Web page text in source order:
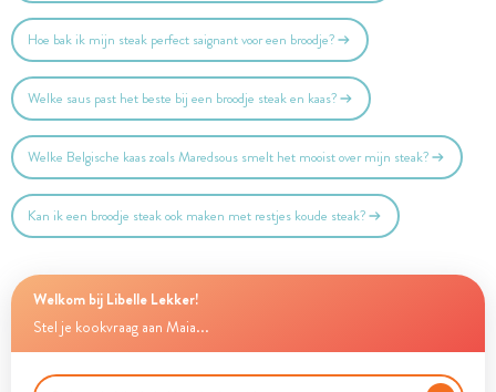
Hoe bak ik mijn steak perfect saignant voor een broodje?
Welke saus past het beste bij een broodje steak en kaas?
Welke Belgische kaas zoals Maredsous smelt het mooist over mijn steak?
Kan ik een broodje steak ook maken met restjes koude steak?
Welkom bij Libelle Lekker!
Stel je kookvraag aan Maia...